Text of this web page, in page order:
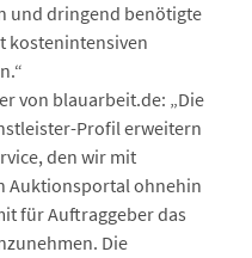
und dringend benötigte
kostenintensiven
von blauarbeit.de: „Die
Profil erweitern
den wir mit
Auktionsportal ohnehin
für Auftraggeber das
Die